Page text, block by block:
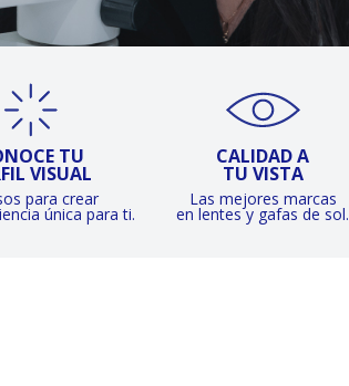
TU
VISUAL
para crear
única para ti.
CALIDAD A
TU VISTA
Las mejores marcas
en lentes y gafas de sol.